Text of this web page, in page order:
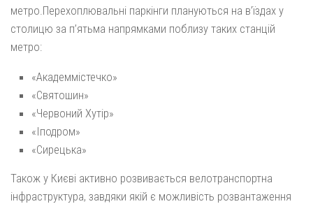
метро.Перехоплювальні паркінги плануються на в’їздах у
столицю за п’ятьма напрямками поблизу таких станцій
метро:
«Академмістечко»
«Святошин»
«Червоний Хутір»
«Іподром»
«Сирецька»
Також у Києві активно розвивається велотранспортна
інфраструктура, завдяки якій є можливість розвантаження